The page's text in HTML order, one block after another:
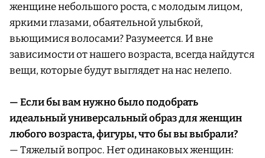
женщине небольшого роста, с молодым лицом,
яркими глазами, обаятельной улыбкой,
вьющимися волосами? Разумеется. И вне
зависимости от нашего возраста, всегда найдутся
вещи, которые будут выглядет на нас нелепо.
— Если бы вам нужно было подобрать
идеальный универсальный образ для женщин
любого возраста, фигуры, что бы вы выбрали?
— Тяжелый вопрос. Нет одинаковых женщин: